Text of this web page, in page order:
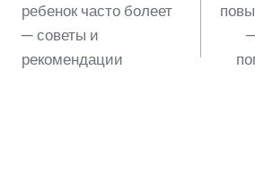
по
записям
ребенок часто болеет
— советы и
рекомендации